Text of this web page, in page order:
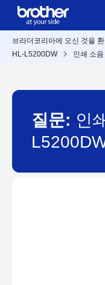
브라더코리아에 오신 것을
HL-L5200DW
인쇄 소
질문: 인